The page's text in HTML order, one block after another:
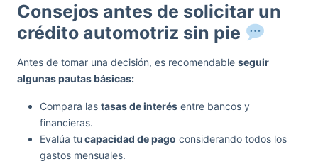
Consejos antes de solicitar un
crédito automotriz sin pie
Antes de tomar una decisión, es recomendable seguir
algunas pautas básicas:
Compara las tasas de interés entre bancos y
financieras.
Evalúa tu capacidad de pago considerando todos los
gastos mensuales.